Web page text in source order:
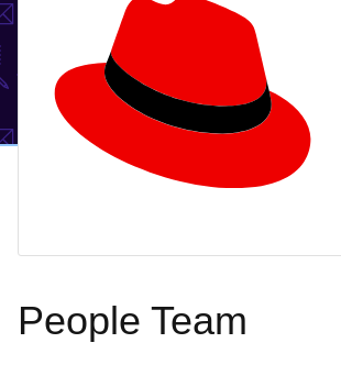
People Team